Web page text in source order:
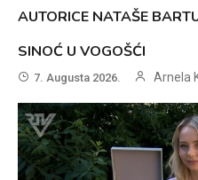
AUTORICE NATAŠE
SINOĆ U VOGOŠĆI
7. Augusta 2026. Arnela